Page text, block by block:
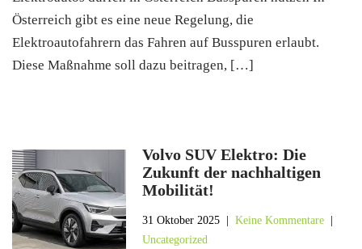
Österreich gibt es eine neue Regelung, die
Elektroautofahrern das Fahren auf Busspuren erlaubt.
Diese Maßnahme soll dazu beitragen, […]
Volvo SUV Elektro: Die
Zukunft der nachhaltigen
Mobilität!
31 Oktober 2025 |Keine Kommentare
Uncategorized